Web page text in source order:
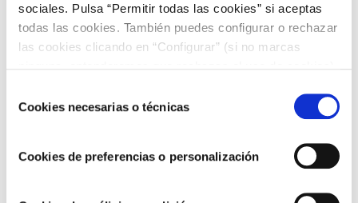
sociales. Pulsa “Permitir todas las cookies” si aceptas
todas las cookies. También puedes configurar o rechazar
las cookies clicando en “Configurar” (si no marcas
COOKIES.
deCookies necesarias o técnicas
Cookies de preferencias o personalización
Hay algunos errores comunes que debes evitar al hacer
calamares a la romana. Aquíte dejamos algunos
consejos para ayudarte a obtener los mejores
no limpiar
bien los calamares.Asegúrate de remover la piel y
cocinarlos. Los restos de vísceras pueden dar un
no secar bien los calamares